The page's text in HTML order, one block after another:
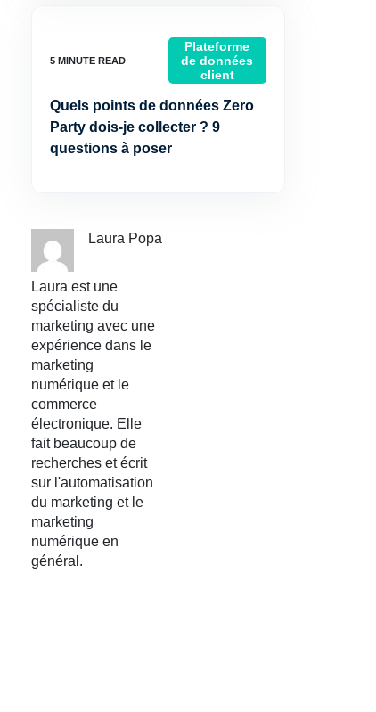
Plateforme
de données
client
Quels points de données Zero
Party dois-je collecter ? 9
questions à poser
Laura Popa
Laura est une
spécialiste du
marketing avec une
expérience dans le
marketing
numérique et le
commerce
électronique. Elle
fait beaucoup de
recherches et écrit
sur l'automatisation
du marketing et le
marketing
numérique en
général.